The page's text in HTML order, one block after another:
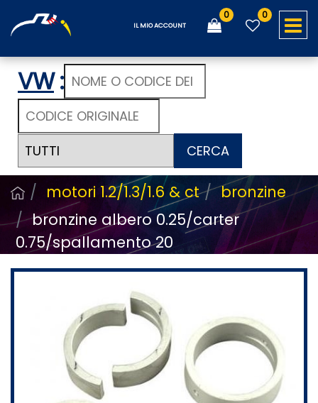
IL MIO ACCOUNT
0 0
VW:
CERCA
motori 1.2/1.3/1.6 & ct
bronzine
bronzine albero 0.25/carter
0.75/spallamento 20